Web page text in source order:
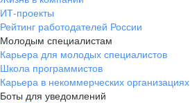
ИТ-проекты
Рейтинг работодателей России
Молодым специалистам
Карьера для молодых специалистов
Школа программистов
Карьера в некоммерческих организациях
Боты для уведомлений